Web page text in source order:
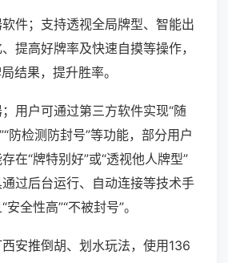
件；支持透视全局牌型、智能出
提高好牌率及快速自摸等操作，
结果，提升胜率。
用户可通过第三方软件实现“随
防检测防封号”等功能，部分用户
在“牌特别好”或“透视他人牌型”
过后台运行、自动连接等技术手
全性高”“不被封号”。
安推倒胡、划水玩法，使用136